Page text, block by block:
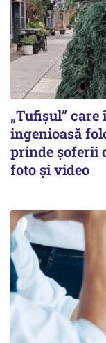
„Tufișul”
ingenioasă
prinde șoferii
foto și video